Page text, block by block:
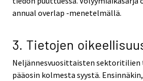
annual overlap -menetelmällä.
3. Tietojen
Neljännesvuosittaisten
pääosin kolmesta syystä.